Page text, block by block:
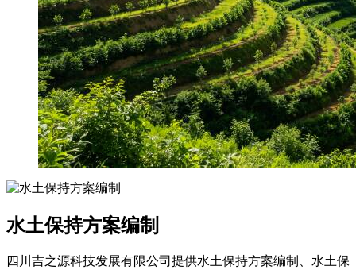
水土保持方案编制
四川吉之源科技发展有限公司提供水土保持方案编制、水土保